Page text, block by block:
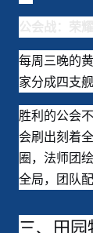
每周三晚的
家分成四支
胜利的公会
会刷出刻着
圈，法师团
全局，团队
三、田